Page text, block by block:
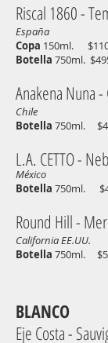
Riscal 1860 -
España
Copa 150ml.
Botella 750ml.
Anakena Nuna
Chile
Botella 750ml.
L.A. CETTO -
México
Botella 750ml.
Round Hill -
California EE.UU.
Botella 750ml.
BLANCO
Eje Costa -